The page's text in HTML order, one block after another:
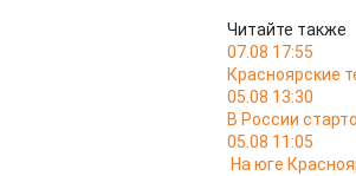
Читайте также
07.08 17:55
Красноярские
05.08 13:30
В России
05.08 11:05
На юге